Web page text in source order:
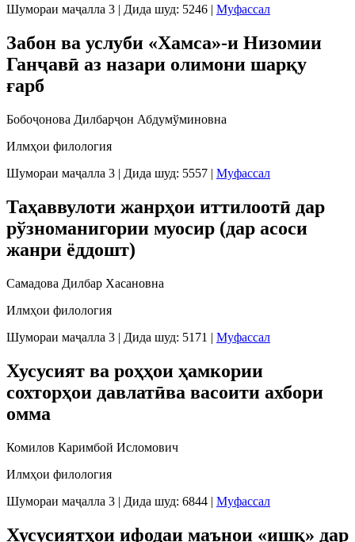
Шумораи маҷалла 3 | Дида шуд: 5246 | Муфассал
Забон ва услуби «Хамса»-и Низомии
Ганҷавӣ аз назари олимони шарқу
ғарб
Бобоҷонова Дилбарҷон Абдумўминовна
Илмҳои филология
Шумораи маҷалла 3 | Дида шуд: 5557 | Муфассал
Таҳаввулоти жанрҳои иттилоотӣ дар
рўзноманигории муосир (дар асоси
жанри ёддошт)
Самадова Дилбар Хасановна
Илмҳои филология
Шумораи маҷалла 3 | Дида шуд: 5171 | Муфассал
Хусусият ва роҳҳои ҳамкории
сохторҳои давлатӣва васоити ахбори
омма
Комилов Каримбой Исломович
Илмҳои филология
Шумораи маҷалла 3 | Дида шуд: 6844 | Муфассал
Хусусиятҳои ифодаи маънои «ишқ» дар